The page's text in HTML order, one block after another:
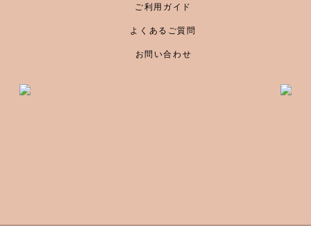
ご利用ガイド
よくあるご質問
お問い合わせ